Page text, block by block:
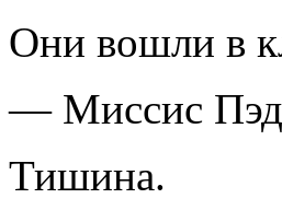
Они вошли в
— Миссис
Тишина.